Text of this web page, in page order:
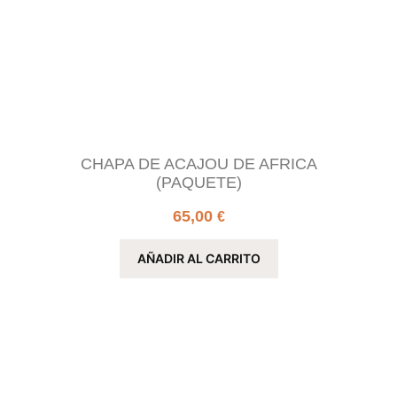
CHAPA DE ACAJOU DE AFRICA
(PAQUETE)
65,00 €
AÑADIR AL CARRITO